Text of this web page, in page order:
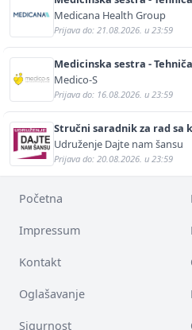
Medicana Health Group
Prijava do: 21.08.2026. u 23:59
Medicinska sestra -
Medico-S
Prijava do: 16.08.2026. u 23:59
Stručni saradnik za rad sa
Udruženje Dajte nam šansu
Prijava do: 20.08.2026. u 23:59
Početna
Impressum
Kontakt
Oglašavanje
Sigurnost